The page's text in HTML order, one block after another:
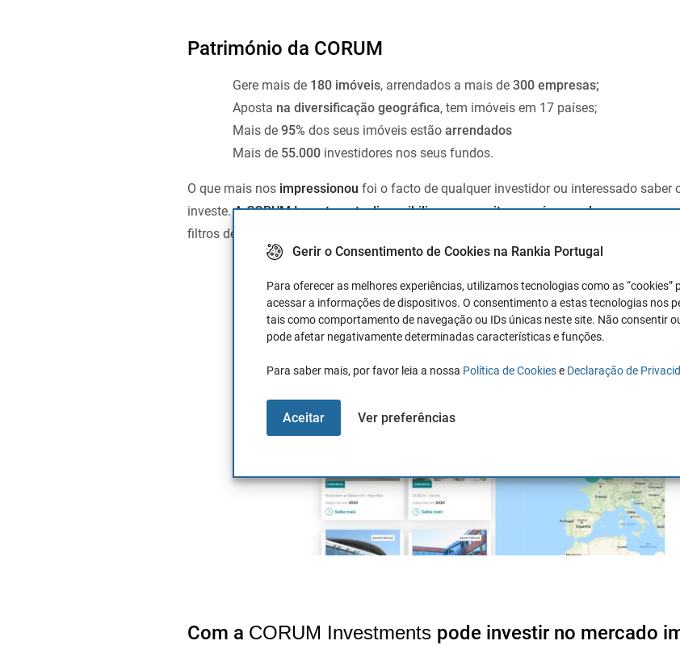
Gerir o Consentimento de Cookies na Rankia Portugal
Para oferecer as melhores experiências, utilizamos tecnologias como as “cookies”
acessar a informações de dispositivos. O consentimento a estas tecnologias nos
tais como comportamento de navegação ou IDs únicas neste site. Não consentir
pode afetar negativamente determinadas características e funções.
Para saber mais, por favor leia a nossa Política de Cookiese Declaração de
Aceitar Ver preferências
Património da CORUM
Gere mais de 180 imóveis, arrendados a mais de 300 empresas;
Aposta na diversificação geográfica, tem imóveis em 17 países;
Mais de 95% dos seus imóveis estão arrendados
Mais de 55.000 investidores nos seus fundos.
O que mais nos impressionou foi o facto de qualquer investidor ou interessado saber
investe.A CORUM Investments disponibiliza no seu site uma área onde consegue
filtros de pesquisa por tipologia, arrendatários, país e quando foi adquirido.
Com a CORUM Investments pode investir no mercado